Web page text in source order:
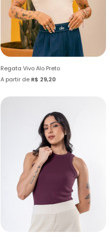
Regata Vivo Alo Preto
A partir de R$ 29,20